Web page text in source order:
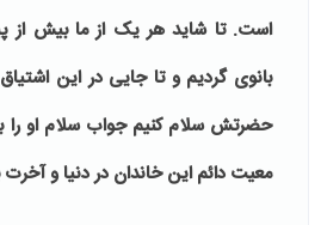
است. تا شاید هر یک از ما بیش از
بانوی گردیم و تا جایی در این
حضرتش سلام کنیم جواب سلام او را
معیت دائم این خاندان در دنیا و آخرت